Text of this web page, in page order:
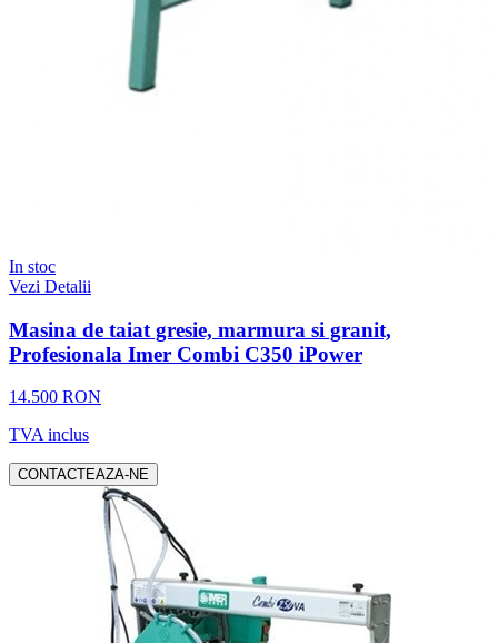
In stoc
Vezi Detalii
Masina de taiat gresie, marmura si granit,
Profesionala Imer Combi C350 iPower
14.500 RON
TVA inclus
CONTACTEAZA-NE